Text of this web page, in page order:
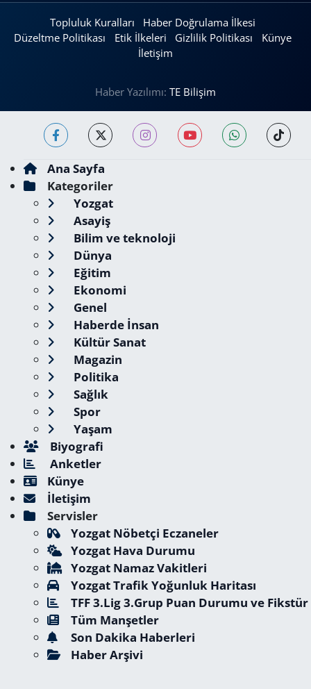
Topluluk Kuralları
Haber Doğrulama İlkesi
Düzeltme Politikası
Etik İlkeleri Gizlilik Politikası
Künye
İletişim
Haber Yazılımı: TE Bilişim
Ana Sayfa
Kategoriler
Yozgat
Asayiş
Bilim ve teknoloji
Dünya
Eğitim
Ekonomi
Genel
Haberde İnsan
Kültür Sanat
Magazin
Politika
Sağlık
Spor
Yaşam
Biyografi
Anketler
Künye
İletişim
Servisler
Yozgat Nöbetçi Eczaneler
Yozgat Hava Durumu
Yozgat Namaz Vakitleri
Yozgat Trafik Yoğunluk Haritası
TFF 3.Lig 3.Grup Puan Durumu ve Fikstür
Tüm Manşetler
Son Dakika Haberleri
Haber Arşivi